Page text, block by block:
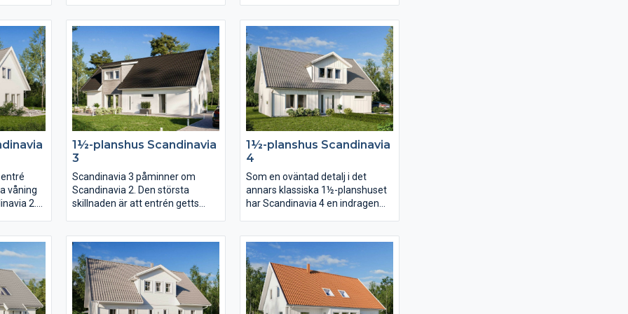
av
i köket,
och
helt
vardagsrummet får det plats ett
långt långbord och i hela huset
finns det gott om utrymme.
Karisma 25 har sammanlagt fem
sovrum varav det största är på
hela 23 kvm med utgång till den
öppna innergården på
trädgårdssidan.
uteplatsen under pergolan. Från
köksön, där matlagningen sker,
har du härlig kontakt med övriga
huset. Från köket har du också
praktisk närhet till klädvården, en
klädvård i generös storlek.
Separerat från
gemensamhetsytorna ligger
sovrummen och allrum.
våning
2.
finns
allrum
i
1½-planshus Scandinavia
3
Scandinavia 3 påminner om
Scandinavia 2. Den största
skillnaden är att entrén getts
Planlösningen är öppen men
köket har här placerats mot
baksidan och vardagsrummet
mot entrésidan. En trappa upp
har klädkammaren blivit nära
dubbelt så stor.
1½-planshus Scandinavia
4
Som en oväntad detalj i det
annars klassiska 1½-planshuset
har Scandinavia 4 en indragen
sätt märka ut entrén. På insidan
öppnar en stor entréhall upp sig
och med trappan som axel vrider
sig planlösningen runt huset i en
dynamisk cirkel.
Föräldrasovrummet placerar ni